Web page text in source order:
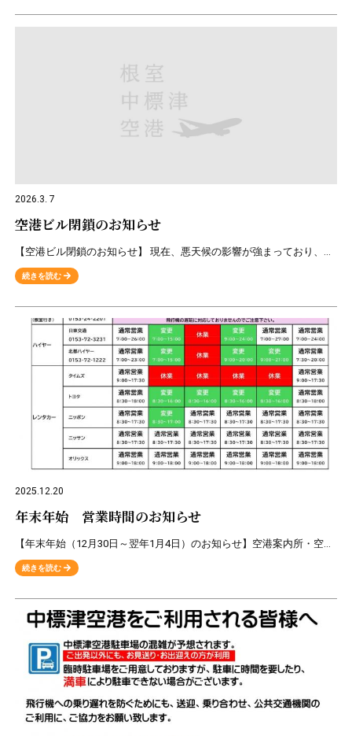
2026.3. 7
空港ビル閉鎖のお知らせ
【空港ビル閉鎖のお知らせ】 現在、悪天候の影響が強まっており、このあと空港ビルを閉鎖する予定です。 閉鎖予定時刻 2026年3月7日17：15～ お客様にはご迷惑をお掛けいたしますが、ご理解ご協力をお
続きを読む
2025.12.20
年末年始 営業時間のお知らせ
【年末年始（12月30日～翌年1月4日）のお知らせ】空港案内所・空港レストラン・ 交通機関の営業時間について
続きを読む